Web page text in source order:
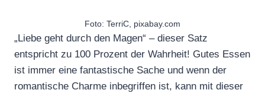
Foto: TerriC, pixabay.com
„Liebe geht durch den Magen“ – dieser Satz
entspricht zu 100 Prozent der Wahrheit! Gutes Essen
ist immer eine fantastische Sache und wenn der
romantische Charme inbegriffen ist, kann mit dieser